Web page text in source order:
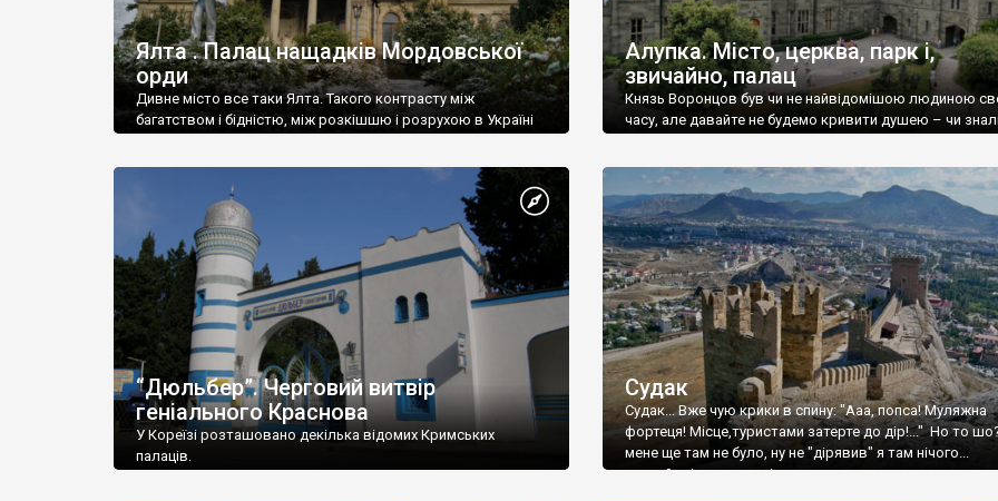
Ялта . Палац нащадків Мордовської
орди
Дивне місто все таки Ялта. Такого контрасту між
багатством і бідністю, між розкішшю і розрухою в Україні
Алупка. Місто, церква, парк і,
звичайно, палац
Князь Воронцов був чи не найвідомішою людиною
часу, але давайте не будемо кривити душею – чи
“Дюльбер”. Черговий витвір
геніального Краснова
У Кореїзі розташовано декілька відомих Кримських
палаців.
Судак
Судак... Вже чую крики в спину: "Ааа, попса! Муляжна
фортеця! Місце,туристами затерте до дір!..." Но то
мене ще там не було, ну не "дірявив" я там нічого...
принаймні до цього літа.